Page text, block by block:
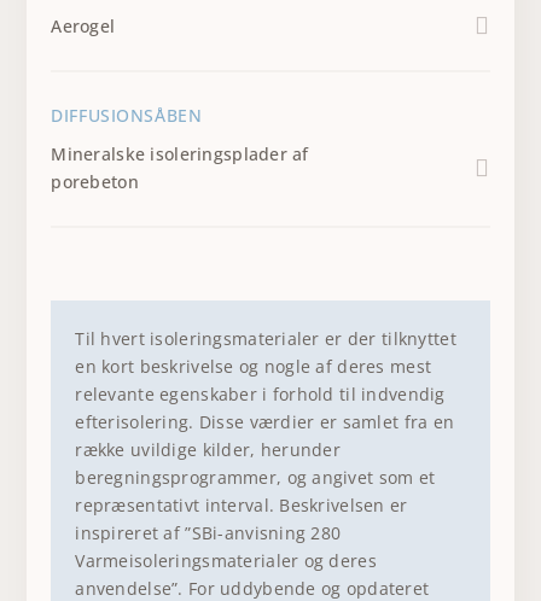
DIFFUSIONSÅBEN
Mineralske isoleringsplader af
porebeton
Aerogel
Til hvert isoleringsmaterialer er der tilknyttet
en kort beskrivelse og nogle af deres mest
relevante egenskaber i forhold til indvendig
efterisolering. Disse værdier er samlet fra en
række uvildige kilder, herunder
beregningsprogrammer, og angivet som et
repræsentativt interval. Beskrivelsen er
inspireret af ”SBi-anvisning 280
Varmeisolerings­materialer og deres
anvendelse”. For uddybende og opdateret